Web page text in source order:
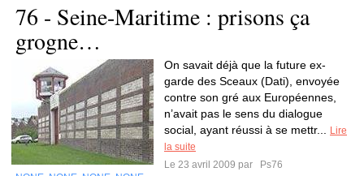
76 - Seine-Maritime : prisons ça
grogne…
On savait déjà que la future ex-
garde des Sceaux (Dati), envoyée
contre son gré aux Européennes,
n’avait pas le sens du dialogue
social, ayant réussi à se mettr...
Lire
la suite
Le 23 avril 2009 par
Ps76